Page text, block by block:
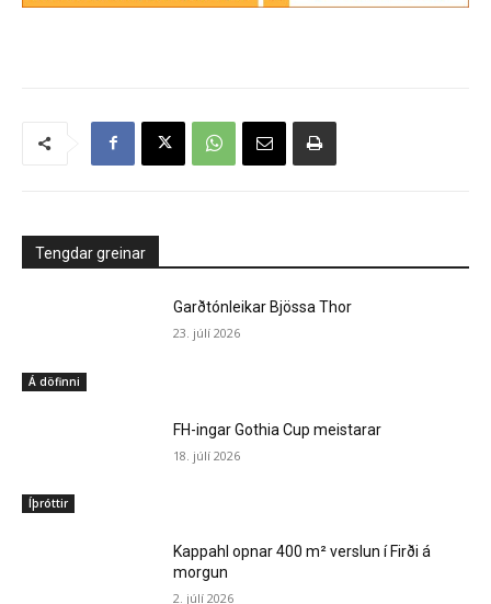
Tengdar greinar
Á döfinni
Garðtónleikar Bjössa Thor
23. júlí 2026
Íþróttir
FH-ingar Gothia Cup meistarar
18. júlí 2026
Kappahl opnar 400 m² verslun í Firði á
morgun
2. júlí 2026